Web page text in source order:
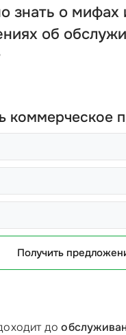
знать о мифах
об
коммерческое
Получить
до